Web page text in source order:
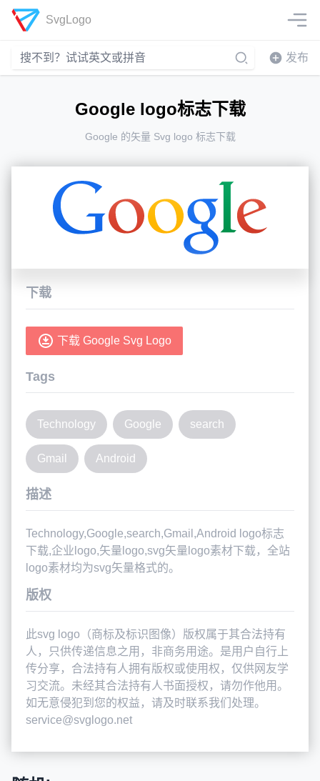
SvgLogo
发布
Google logo标志下载
Google 的矢量 Svg logo 标志下载
下载
下载 Google Svg Logo
Tags
Technology Google search
Gmail Android
描述
Technology,Google,search,Gmail,Android logo标志
下载,企业logo,矢量logo,svg矢量logo素材下载，全站
logo素材均为svg矢量格式的。
版权
此svg logo（商标及标识图像）版权属于其合法持有
人，只供传递信息之用，非商务用途。是用户自行上
传分享，合法持有人拥有版权或使用权，仅供网友学
习交流。未经其合法持有人书面授权，请勿作他用。
如无意侵犯到您的权益，请及时联系我们处理。
service@svglogo.net